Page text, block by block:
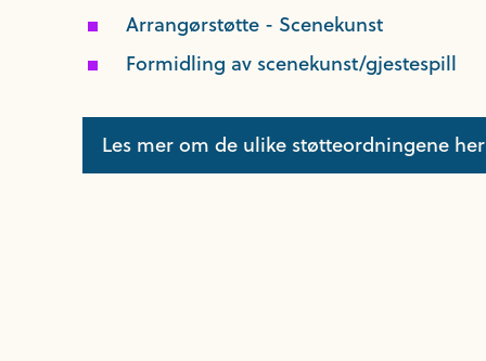
Arrangørstøtte - Scenekunst
Formidling av scenekunst/gjestespill
Les mer om de ulike støtteordningene her